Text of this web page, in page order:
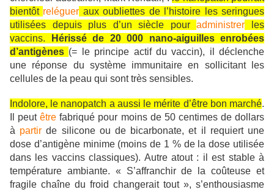
bientôt reléguer aux oubliettes de l’histoire les seringues
utilisées depuis plus d’un siècle pouradministrer les
vaccins. Hérissé de 20 000 nano-aiguilles enrobées
d’antigènes (= le principe actif du vaccin), il déclenche
une réponse du système immunitaire en sollicitant les
cellules de la peau qui sont très sensibles.
Indolore, le nanopatch a aussi le mérite d’être bon marché.
Il peutêtre fabriqué pour moins de 50 centimes de dollars
à partir de silicone ou de bicarbonate, et il requiert une
dose d’antigène minime (moins de 1 % de la dose utilisée
dans les vaccins classiques). Autre atout : il est stable à
température ambiante. « S’affranchir de la coûteuse et
fragile chaîne du froid changerait tout », s’enthousiasme